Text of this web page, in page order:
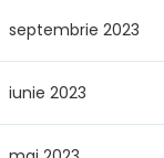
septembrie 2023
iunie 2023